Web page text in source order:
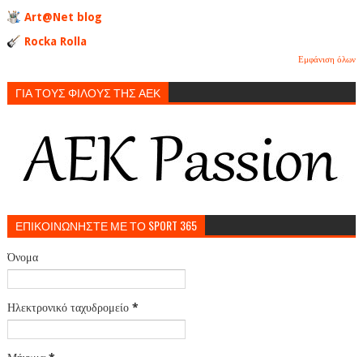
Art@Net blog
Rocka Rolla
Εμφάνιση όλων
ΓΙΑ ΤΟΥΣ ΦΙΛΟΥΣ ΤΗΣ ΑΕΚ
ΕΠΙΚΟΙΝΩΝΗΣΤΕ ΜΕ ΤΟ SPORT 365
Όνομα
Ηλεκτρονικό ταχυδρομείο *